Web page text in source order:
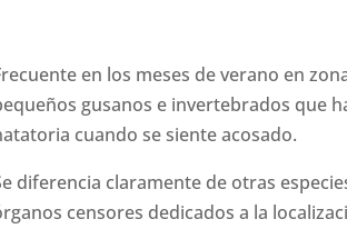
en los meses de verano en
gusanos e invertebrados que
cuando se siente acosado.
diferencia claramente de otras
censores dedicados a la